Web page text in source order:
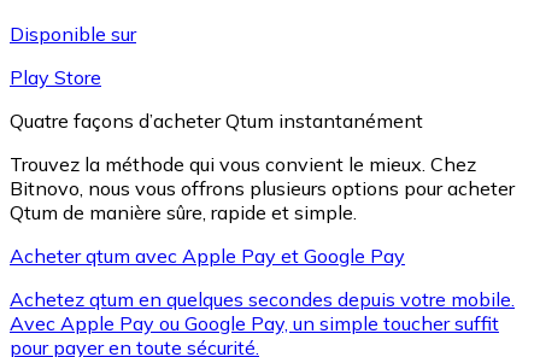
XRP
XRP
Disponible sur
Play Store
Quatre façons d’acheter Qtum instantanément
Trouvez la méthode qui vous convient le mieux. Chez
Bitnovo, nous vous offrons plusieurs options pour acheter
Qtum de manière sûre, rapide et simple.
Acheter qtum avec Apple Pay et Google Pay
Achetez qtum en quelques secondes depuis votre mobile.
Avec Apple Pay ou Google Pay, un simple toucher suffit
pour payer en toute sécurité.